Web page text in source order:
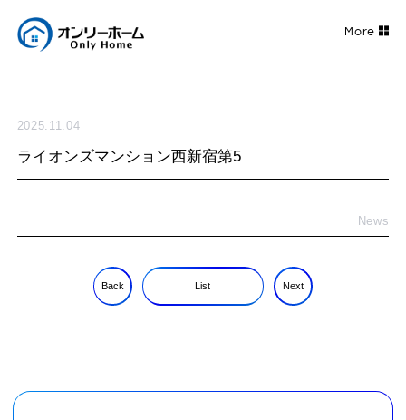
2025.11.04
ライオンズマンション西新宿第5
News
Back List Next